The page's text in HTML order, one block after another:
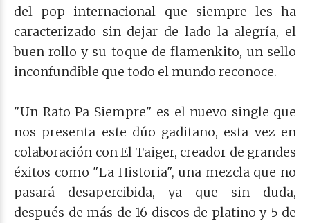
del pop internacional que siempre les ha
caracterizado sin dejar de lado la alegría, el
buen rollo y su toque de flamenkito, un sello
inconfundible que todo el mundo reconoce.
"Un Rato Pa Siempre" es el nuevo single que
nos presenta este dúo gaditano, esta vez en
colaboración con El Taiger, creador de grandes
éxitos como "La Historia", una mezcla que no
pasará desapercibida, ya que sin duda,
después de más de 16 discos de platino y 5 de